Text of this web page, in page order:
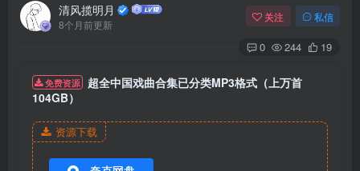
清风揽明月
8个月前更新
关注 私信
0 244 19
免费资源
超全中国戏曲合集已分类MP3格式（上万首
104GB）
资源下载